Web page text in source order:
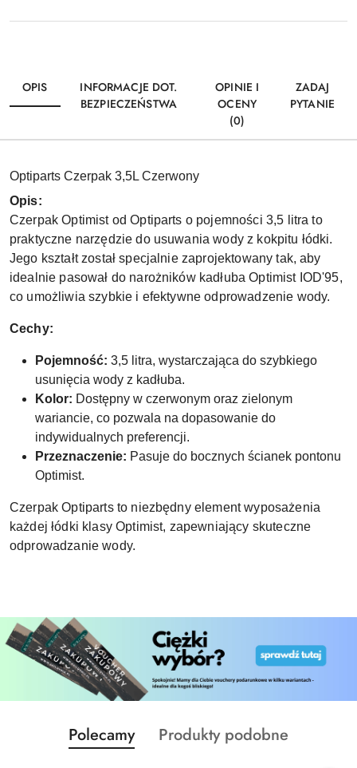
OPIS
INFORMACJE DOT.
BEZPIECZEŃSTWA
OPINIE I
OCENY
(0)
ZADAJ
PYTANIE
Optiparts Czerpak 3,5L Czerwony
Opis:
Czerpak Optimist od Optiparts o pojemności 3,5 litra to
praktyczne narzędzie do usuwania wody z kokpitu łódki.
Jego kształt został specjalnie zaprojektowany tak, aby
idealnie pasował do narożników kadłuba Optimist IOD'95,
co umożliwia szybkie i efektywne odprowadzenie wody.
Cechy:
Pojemność: 3,5 litra, wystarczająca do szybkiego
usunięcia wody z kadłuba.
Kolor: Dostępny w czerwonym oraz zielonym
wariancie, co pozwala na dopasowanie do
indywidualnych preferencji.
Przeznaczenie: Pasuje do bocznych ścianek pontonu
Optimist.
Czerpak Optiparts to niezbędny element wyposażenia
każdej łódki klasy Optimist, zapewniający skuteczne
odprowadzanie wody.
Pomiń karuzelę produktów
Produkty
o
Polecamy
Produkty
Produkty podobne